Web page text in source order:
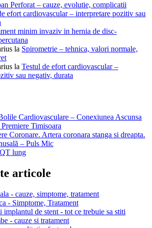
Perforat – cauze, evolutie, complicatii
efort cardiovascular – interpretare pozitiv sau
minim invaziv in hernia de disc-
la Spirometrie – tehnica, valori normale,
la Testul de efort cardiovascular –
sau negativ, durata
Cardiovasculare – Conexiunea Ascunsa
Timisoara
Coronare. Artera coronara stanga si dreapta.
– Puls Mic
lung
articole
- cauze, simptome, tratament
- Simptome, Tratament
implantul de stent - tot ce trebuie sa stiti
- cauze si tratament